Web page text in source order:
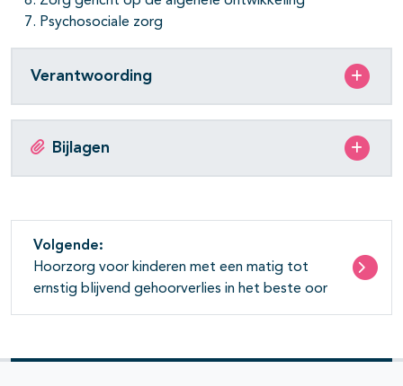
Psychosociale zorg
Verantwoording
Bijlagen
Volgende:
Hoorzorg voor kinderen met een matig tot
ernstig blijvend gehoorverlies in het beste oor